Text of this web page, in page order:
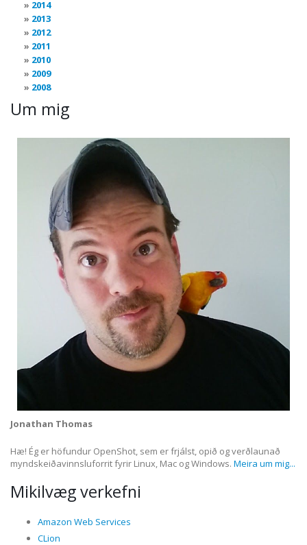
2014
2013
2012
2011
2010
2009
2008
Um mig
Jonathan Thomas
Hæ! Ég er höfundur OpenShot, sem er frjálst, opið og verðlaunað
myndskeiðavinnsluforrit fyrir Linux, Mac og Windows. Meira um mig...
Mikilvæg verkefni
Amazon Web Services
CLion